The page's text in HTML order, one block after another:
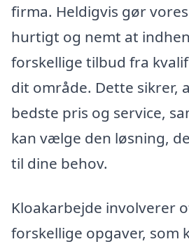
firma. Heldigvis gør
hurtigt og nemt at
forskellige tilbud fra
dit område. Dette sikrer,
bedste pris og service,
kan vælge den løsning,
til dine behov.
Kloakarbejde involverer
forskellige opgaver, som